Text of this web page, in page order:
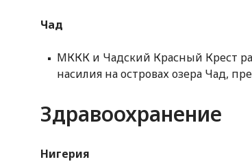
Чад
МККК и Чадский Красный Крест
насилия на островах озера Чад,
Здравоохранение
Нигерия